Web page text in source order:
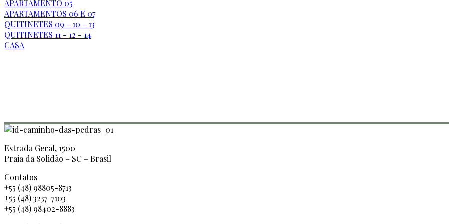
APARTAMENTO 05
APARTAMENTOS 06 E 07
QUITINETES 09 - 10 - 13
QUITINETES 11 - 12 - 14
CASA
Estrada Geral, 1500
Praia da Solidão – SC – Brasil
Contatos
+55 (48) 98805-8713
+55 (48) 3237-7103
+55 (48) 98402-8883